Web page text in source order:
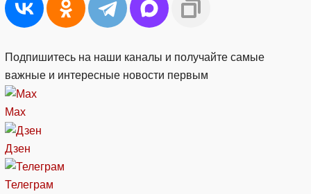
Подпишитесь на наши каналы и получайте самые
важные и интересные новости первым
Max
Дзен
Телеграм